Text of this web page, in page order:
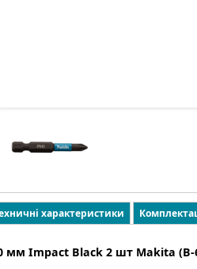
характеристики
мм Impact Black 2 шт Makita (B-